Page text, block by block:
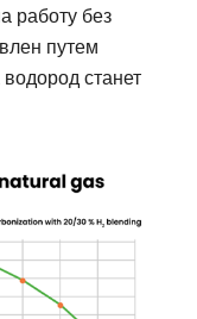
работу без
путем
станет